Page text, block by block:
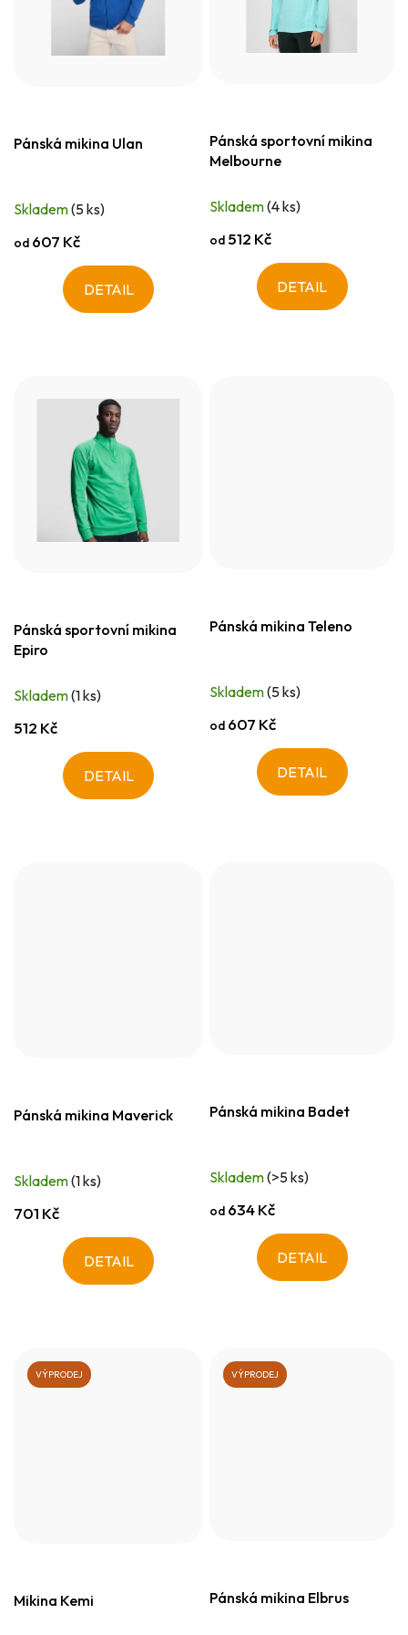
Pánská mikina Ulan
Skladem(5 ks)
od 607 Kč
DETAIL
Pánská sportovní mikina
Melbourne
Skladem(4 ks)
od 512 Kč
DETAIL
Pánská sportovní mikina
Epiro
Skladem(1 ks)
512 Kč
DETAIL
Pánská mikina Teleno
Skladem(5 ks)
od 607 Kč
DETAIL
Pánská mikina Maverick
Skladem(1 ks)
701 Kč
DETAIL
Pánská mikina Badet
Skladem(>5 ks)
od 634 Kč
DETAIL
VÝPRODEJ
Mikina Kemi
VÝPRODEJ
Pánská mikina Elbrus